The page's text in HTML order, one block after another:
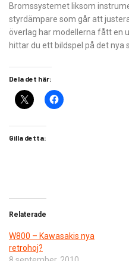
Bromssystemet liksom
styrdämpare som går att
överlag har modellerna fått en
hittar du ett bildspel på det nya
Dela det här:
Gilla detta:
Relaterade
W800 – Kawasakis nya
retrohoj?